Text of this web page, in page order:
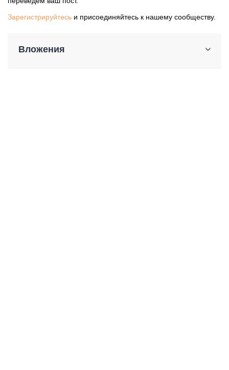
Зарегистрируйтесь и присоединяйтесь к нашему сообществу.
Вложения